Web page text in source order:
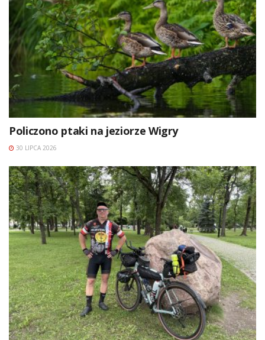
Policzono ptaki na jeziorze Wigry
30 LIPCA 2026